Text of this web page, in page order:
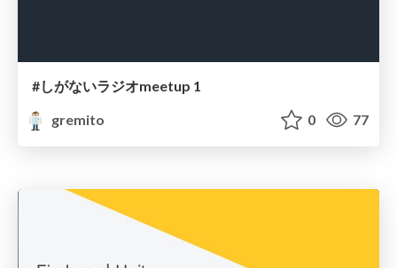
#しがないラジオmeetup 1
gremito
0 77